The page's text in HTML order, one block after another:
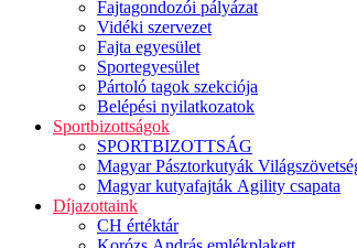
Fajtagondozói pályázat
Vidéki szervezet
Fajta egyesület
Sportegyesület
Pártoló tagok szekciója
Belépési nyilatkozatok
Sportbizottságok
SPORTBIZOTTSÁG
Magyar Pásztorkutyák
Magyar kutyafajták Agility csapata
Díjazottaink
CH értéktár